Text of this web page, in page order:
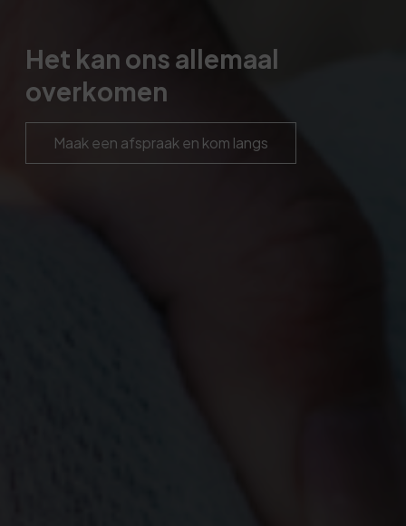
Het kan ons allemaal
overkomen
Maak een afspraak en kom langs